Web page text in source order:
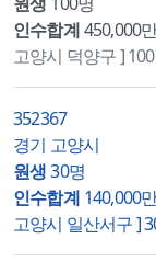
인수합계450,000
고양시 덕양구 ]
352367
경기 고양시
원생 30명
인수합계 140,000
고양시 일산서구 ]